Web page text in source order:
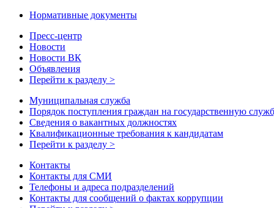
Нормативные документы
Пресс-центр
Новости
Новости ВК
Объявления
Перейти к разделу >
Муниципальная служба
Порядок поступления граждан на государственную
Сведения о вакантных должностях
Квалификационные требования к кандидатам
Перейти к разделу >
Контакты
Контакты для СМИ
Телефоны и адреса подразделений
Контакты для сообщений о фактах коррупции